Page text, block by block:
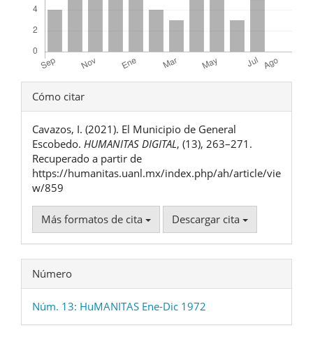
Detalles
del
artículo
Cómo citar
Cavazos, I. (2021). El Municipio de General
Escobedo. HUMANITAS DIGITAL, (13), 263–271.
Recuperado a partir de
https://humanitas.uanl.mx/index.php/ah/article/vie
w/859
Más formatos de cita Descargar cita
Número
Núm. 13: HuMANITAS Ene-Dic 1972